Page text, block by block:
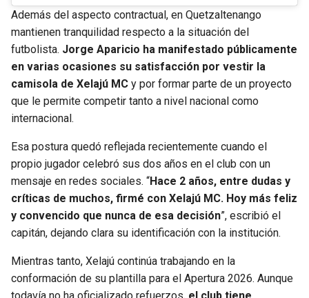
Además del aspecto contractual, en Quetzaltenango
mantienen tranquilidad respecto a la situación del
futbolista. Jorge Aparicio ha manifestado públicamente
en varias ocasiones su satisfacción por vestir la
camisola de Xelajú MC y por formar parte de un proyecto
que le permite competir tanto a nivel nacional como
internacional.
Esa postura quedó reflejada recientemente cuando el
propio jugador celebró sus dos años en el club con un
mensaje en redes sociales. “Hace 2 años, entre dudas y
críticas de muchos, firmé con Xelajú MC. Hoy más feliz
y convencido que nunca de esa decisión”, escribió el
capitán, dejando clara su identificación con la institución.
Mientras tanto, Xelajú continúa trabajando en la
conformación de su plantilla para el Apertura 2026. Aunque
todavía no ha oficializado refuerzos, el club tiene